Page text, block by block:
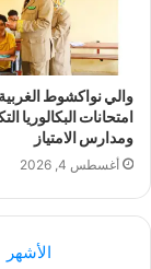
والي نواكشوط
امتحانات البكالوريا
ومدارس الامتياز
أغسطس 4, 2026
الأشهر